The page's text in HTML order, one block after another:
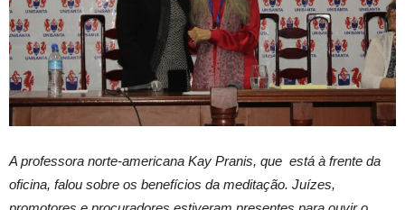
A professora norte-americana Kay Pranis, que está à frente da
oficina, falou sobre os benefícios da meditação. Juízes,